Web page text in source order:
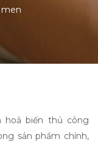
men
hoả biến thủ công
sản phẩm chính,